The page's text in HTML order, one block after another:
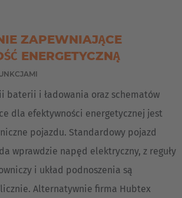
ZAPEWNIAJĄCE
ENERGETYCZNĄ
baterii i ładowania oraz schematów
dla efektywności energetycznej jest
pojazdu. Standardowy pojazd
wprawdzie napęd elektryczny, z reguły
i układ podnoszenia są
Alternatywnie firma Hubtex